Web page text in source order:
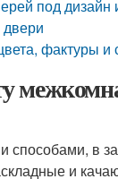
под дизайн
фактуры и
в
и